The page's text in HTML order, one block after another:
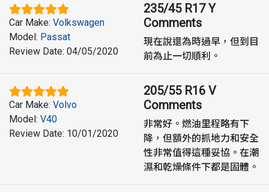
Car Make: Volkswagen
Model: Passat
Review Date: 04/05/2020
235/45 R17 Y
Comments
現在說還為時過早，但到目
前為止一切順利。
Car Make: Volvo
Model: V40
Review Date: 10/01/2020
205/55 R16 V
Comments
非常好。燃油里程略有下
降，但額外的抓地力和安全
性非常值得這種妥協。在潮
濕和乾燥條件下都是固體。